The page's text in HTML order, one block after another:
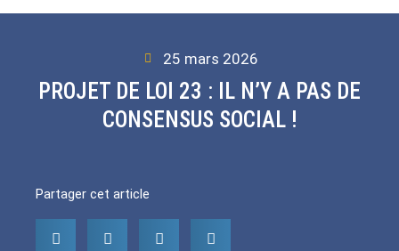
25 mars 2026
PROJET DE LOI 23 : IL N’Y A PAS DE
CONSENSUS SOCIAL !
Partager cet article